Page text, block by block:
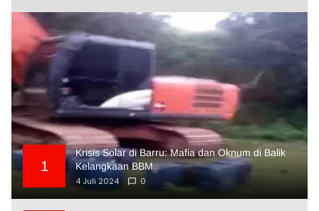
1
Krisis Solar di Barru: Mafia dan Oknum di Balik
Kelangkaan BBM
4 Juli 2024
0